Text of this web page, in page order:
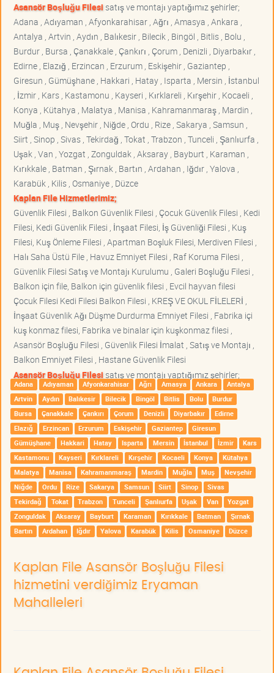
Asansör Boşluğu Filesisatış ve montajı yaptığımız şehirler;
Adana , Adıyaman , Afyonkarahisar , Ağrı , Amasya , Ankara ,
Antalya , Artvin , Aydın , Balıkesir , Bilecik , Bingöl , Bitlis , Bolu ,
Burdur , Bursa , Çanakkale , Çankırı , Çorum , Denizli , Diyarbakır ,
Edirne , Elazığ , Erzincan , Erzurum , Eskişehir , Gaziantep ,
Giresun , Gümüşhane , Hakkari , Hatay , Isparta , Mersin , İstanbul
, İzmir , Kars , Kastamonu , Kayseri , Kırklareli , Kırşehir , Kocaeli ,
Konya , Kütahya , Malatya , Manisa , Kahramanmaraş , Mardin ,
Muğla , Muş , Nevşehir , Niğde , Ordu , Rize , Sakarya , Samsun ,
Siirt , Sinop , Sivas , Tekirdağ , Tokat , Trabzon , Tunceli , Şanlıurfa ,
Uşak , Van , Yozgat , Zonguldak , Aksaray , Bayburt , Karaman ,
Kırıkkale , Batman , Şırnak , Bartın , Ardahan , Iğdır , Yalova ,
Karabük , Kilis , Osmaniye , Düzce
Kaplan File Hizmetlerimiz;
Güvenlik Filesi , Balkon Güvenlik Filesi , Çocuk Güvenlik Filesi , Kedi
Filesi, Kedi Güvenlik Filesi , İnşaat Filesi, İş Güvenliği Filesi , Kuş
Filesi, Kuş Önleme Filesi , Apartman Boşluk Filesi, Merdiven Filesi ,
Halı Saha Üstü File , Havuz Emniyet Filesi , Raf Koruma Filesi ,
Güvenlik Filesi Satış ve Montajı Kurulumu , Galeri Boşluğu Filesi ,
Balkon için file, Balkon için güvenlik filesi , Evcil hayvan filesi
Çocuk Filesi Kedi Filesi Balkon Filesi , KREŞ VE OKUL FİLELERİ ,
İnşaat Güvenlik Ağı Düşme Durdurma Emniyet Filesi , Fabrika içi
kuş konmaz filesi, Fabrika ve binalar için kuşkonmaz filesi ,
Asansör Boşluğu Filesi , Güvenlik Filesi İmalat , Satış ve Montajı ,
Balkon Emniyet Filesi , Hastane Güvenlik Filesi
Asansör Boşluğu Filesisatış ve montajı yaptığımız şehirler;
Adana Adıyaman Afyonkarahisar Ağrı Amasya Ankara
Antalya
Artvin
Aydın Balıkesir Bilecik Bingöl Bitlis Bolu
Burdur
Bursa
Çanakkale Çankırı Çorum Denizli Diyarbakır
Edirne
Elazığ
Erzincan Erzurum Eskişehir Gaziantep
Giresun
Gümüşhane
Hakkari Hatay Isparta Mersin İstanbul İzmir
Kars
Kastamonu
Kayseri Kırklareli Kırşehir Kocaeli Konya
Kütahya
Malatya
Manisa Kahramanmaraş Mardin Muğla Muş
Nevşehir
Niğde
Ordu Rize Sakarya Samsun Siirt Sinop
Sivas
Tekirdağ
Tokat Trabzon Tunceli Şanlıurfa Uşak Van
Yozgat
Zonguldak
Aksaray Bayburt Karaman Kırıkkale Batman
Şırnak
Bartın
Ardahan Iğdır Yalova Karabük Kilis Osmaniye Düzce
Kaplan File Asansör Boşluğu Filesi
hizmetini verdiğimiz Eryaman
Mahalleleri